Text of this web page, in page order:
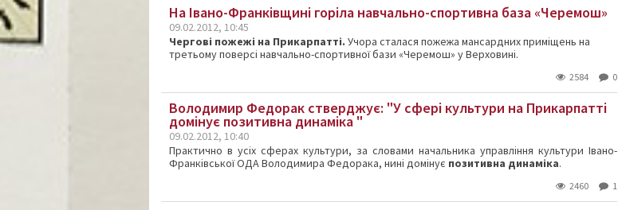
На Івано-Франківщині горіла навчально-спортивна база «Черемош»
09.02.2012, 10:45
Чергові пожежі на Прикарпатті. Учора сталася пожежа мансардних приміщень на
третьому поверсі навчально-спортивної бази «Черемош» у Верховині.
2584 0
Володимир Федорак стверджує: "У сфері культури на Прикарпатті
домінує позитивна динаміка "
09.02.2012, 10:40
Практично в усіх сферах культури, за словами начальника управління культури Івано-
Франківської ОДА Володимира Федорака, нині домінує позитивна динаміка.
2460 1